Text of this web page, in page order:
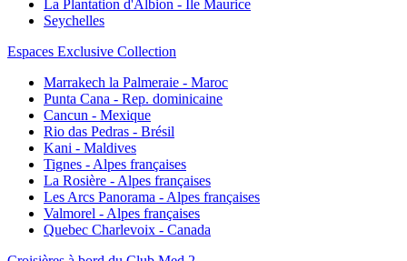
La Plantation d'Albion - Île Maurice
Seychelles
Espaces Exclusive Collection
Marrakech la Palmeraie - Maroc
Punta Cana - Rep. dominicaine
Cancun - Mexique
Rio das Pedras - Brésil
Kani - Maldives
Tignes - Alpes françaises
La Rosière - Alpes françaises
Les Arcs Panorama - Alpes françaises
Valmorel - Alpes françaises
Quebec Charlevoix - Canada